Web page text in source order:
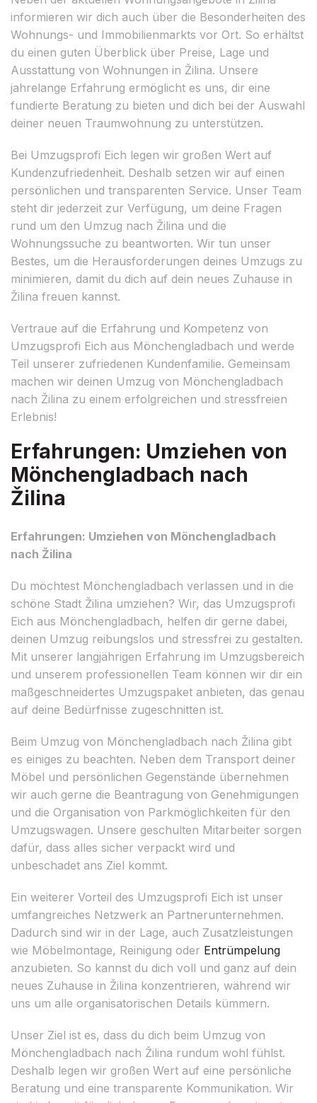
informieren wir dich auch über die Besonderheiten des
Wohnungs- und Immobilienmarkts vor Ort. So erhältst
du einen guten Überblick über Preise, Lage und
Ausstattung von Wohnungen in Žilina. Unsere
jahrelange Erfahrung ermöglicht es uns, dir eine
fundierte Beratung zu bieten und dich bei der Auswahl
deiner neuen Traumwohnung zu unterstützen.
Bei Umzugsprofi Eich legen wir großen Wert auf
Kundenzufriedenheit. Deshalb setzen wir auf einen
persönlichen und transparenten Service. Unser Team
steht dir jederzeit zur Verfügung, um deine Fragen
rund um den Umzug nach Žilina und die
Wohnungssuche zu beantworten. Wir tun unser
Bestes, um die Herausforderungen deines Umzugs zu
minimieren, damit du dich auf dein neues Zuhause in
Žilina freuen kannst.
Vertraue auf die Erfahrung und Kompetenz von
Umzugsprofi Eich aus Mönchengladbach und werde
Teil unserer zufriedenen Kundenfamilie. Gemeinsam
machen wir deinen Umzug von Mönchengladbach
nach Žilina zu einem erfolgreichen und stressfreien
Erlebnis!
Erfahrungen: Umziehen von
Mönchengladbach nach
Žilina
Erfahrungen: Umziehen von Mönchengladbach
nach Žilina
Du möchtest Mönchengladbach verlassen und in die
schöne Stadt Žilina umziehen? Wir, das Umzugsprofi
Eich aus Mönchengladbach, helfen dir gerne dabei,
deinen Umzug reibungslos und stressfrei zu gestalten.
Mit unserer langjährigen Erfahrung im Umzugsbereich
und unserem professionellen Team können wir dir ein
maßgeschneidertes Umzugspaket anbieten, das genau
auf deine Bedürfnisse zugeschnitten ist.
Beim Umzug von Mönchengladbach nach Žilina gibt
es einiges zu beachten. Neben dem Transport deiner
Möbel und persönlichen Gegenstände übernehmen
wir auch gerne die Beantragung von Genehmigungen
und die Organisation von Parkmöglichkeiten für den
Umzugswagen. Unsere geschulten Mitarbeiter sorgen
dafür, dass alles sicher verpackt wird und
unbeschadet ans Ziel kommt.
Ein weiterer Vorteil des Umzugsprofi Eich ist unser
umfangreiches Netzwerk an Partnerunternehmen.
Dadurch sind wir in der Lage, auch Zusatzleistungen
wie Möbelmontage, Reinigung oder Entrümpelung
anzubieten. So kannst du dich voll und ganz auf dein
neues Zuhause in Žilina konzentrieren, während wir
uns um alle organisatorischen Details kümmern.
Unser Ziel ist es, dass du dich beim Umzug von
Mönchengladbach nach Žilina rundum wohl fühlst.
Deshalb legen wir großen Wert auf eine persönliche
Beratung und eine transparente Kommunikation. Wir